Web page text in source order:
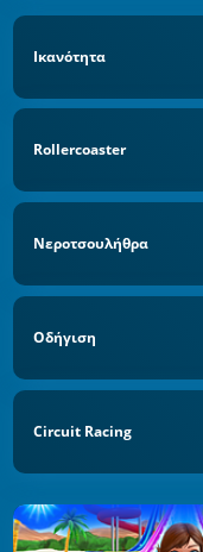
Ικανότητα
Rollercoaster
Νεροτσουλήθρα
Οδήγιση
Circuit Racing